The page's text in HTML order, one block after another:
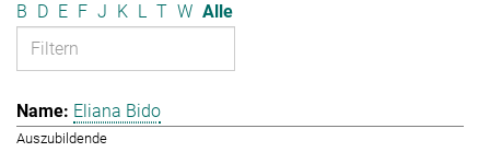
B D E F J K L T W Alle
Eliana Bido
Auszubildende